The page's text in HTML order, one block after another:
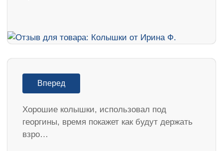
Вперед
Хорошие колышки, использовал под
георгины, время покажет как будут держать
взро…